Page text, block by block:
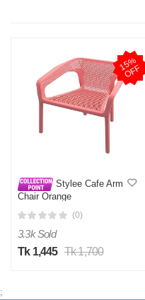
1
5
%
O
F
F
Stylee Cafe Arm
Chair Orange
(0)
3.3k Sold
Tk 1,445 Tk 1,700
;